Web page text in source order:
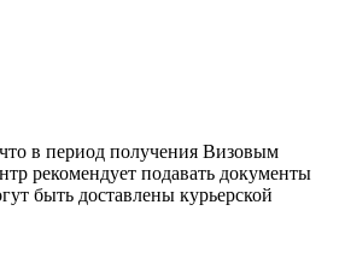
в период получения Визовым
рекомендует подавать документы
быть доставлены курьерской